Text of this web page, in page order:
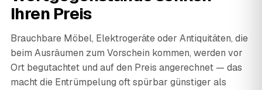
Ihren Preis
Brauchbare Möbel, Elektrogeräte oder Antiquitäten, die
beim Ausräumen zum Vorschein kommen, werden vor
Ort begutachtet und auf den Preis angerechnet — das
macht die Entrümpelung oft spürbar günstiger als